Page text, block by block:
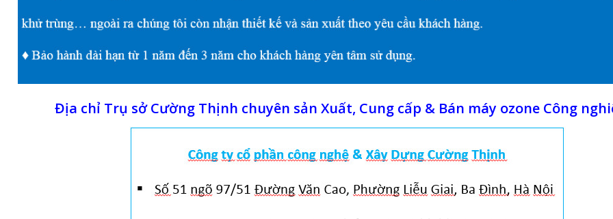
Địa chỉ Trụ sở Cường Thịnh chuyên sản Xuất, Cung cấp & Bán máy ozone Công